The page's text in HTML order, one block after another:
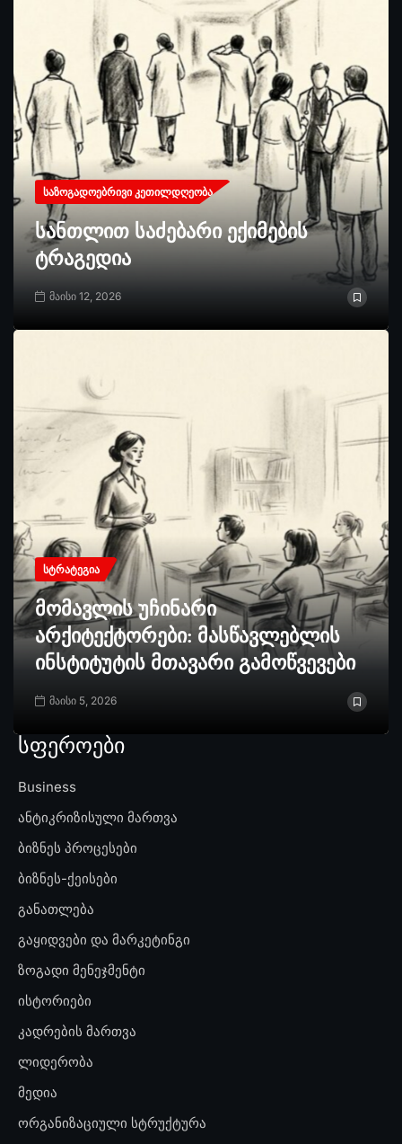
ᲡᲐᲖᲝᲒᲐᲓᲝᲔᲑᲠᲘᲕᲘ ᲙᲔᲗᲘᲚᲓᲦᲔᲝᲑᲐ
სანთლით საძებარი ექიმების
ტრაგედია
მაისი 12, 2026
ᲡᲢᲠᲐᲢᲔᲒᲘᲐ
მომავლის უჩინარი
არქიტექტორები: მასწავლებლის
ინსტიტუტის მთავარი გამოწვევები
მაისი 5, 2026
სფეროები
Business
ანტიკრიზისული მართვა
ბიზნეს პროცესები
ბიზნეს-ქეისები
განათლება
გაყიდვები და მარკეტინგი
ზოგადი მენეჯმენტი
ისტორიები
კადრების მართვა
ლიდერობა
მედია
ორგანიზაციული სტრუქტურა